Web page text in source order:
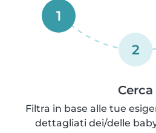
1
2
Cerca
Filtra in base alle tue
dettagliati dei/delle